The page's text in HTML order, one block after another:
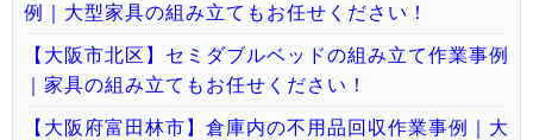
例｜大型家具の組み立てもお任せください！
【大阪市北区】セミダブルベッドの組み立て作業事例
｜家具の組み立てもお任せください！
【大阪府富田林市】倉庫内の不用品回収作業事例｜大